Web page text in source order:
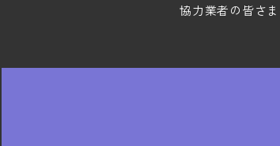
協力業者の皆さ